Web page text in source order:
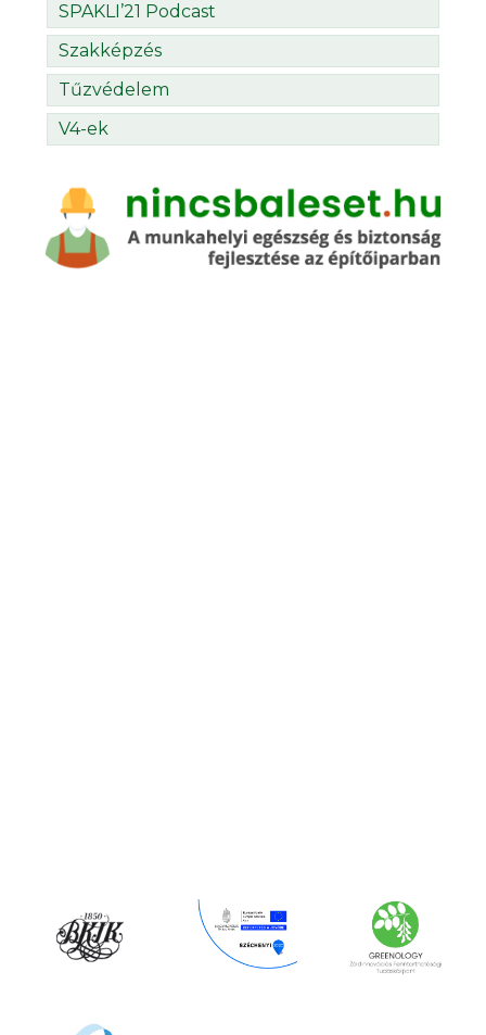
SPAKLI’21 Podcast
Szakképzés
Tűzvédelem
V4-ek